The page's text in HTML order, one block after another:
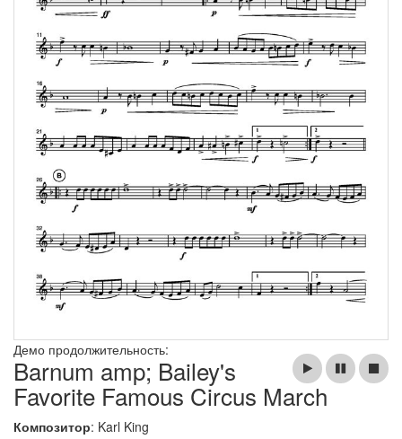
Демо продолжительность:
Barnum amp; Bailey's
Favorite Famous Circus March
Композитор: Karl King